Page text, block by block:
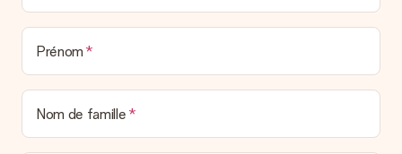
Prénom
Nom de famille